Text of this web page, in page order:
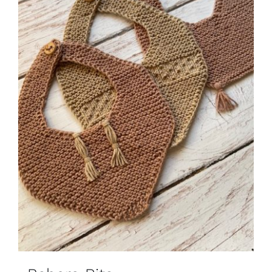
Blog
Contacto
Newsletter
Carrito
Mi cuenta